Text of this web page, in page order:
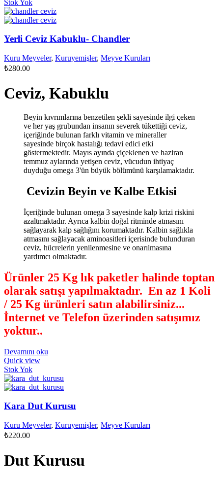
Stok Yok
Yerli Ceviz Kabuklu- Chandler
Kuru Meyveler, Kuruyemişler, Meyve Kuruları
₺280.00
Ceviz, Kabuklu
Beyin kıvrımlarına benzetilen şekli sayesinde ilgi çeken
ve her yaş grubundan insanın severek tükettiği ceviz,
içeriğinde bulunan farklı vitamin ve mineraller
sayesinde birçok hastalığı tedavi edici etki
göstermektedir. Mayıs ayında çiçeklenen ve haziran
temmuz aylarında yetişen ceviz, vücudun ihtiyaç
duyduğu omega 3'ün büyük bölümünü karşılamaktadır.
Cevizin Beyin ve Kalbe Etkisi
İçeriğinde bulunan omega 3 sayesinde kalp krizi riskini
azaltmaktadır. Ayrıca kalbin doğal ritminde atmasını
sağlayarak kalp sağlığını korumaktadır. Kalbin sağlıkla
atmasını sağlayacak aminoasitleri içerisinde bulunduran
ceviz, hücrelerin yenilenmesine ve onarılmasına
yardımcı olmaktadır.
Ürünler 25 Kg lık paketler halinde toptan
olarak satışı yapılmaktadır. En az 1 Koli
/ 25 Kg ürünleri satın alabilirsiniz...
İnternet ve Telefon üzerinden satışımız
yoktur..
Devamını oku
Quick view
Stok Yok
Kara Dut Kurusu
Kuru Meyveler, Kuruyemişler, Meyve Kuruları
₺220.00
Dut Kurusu